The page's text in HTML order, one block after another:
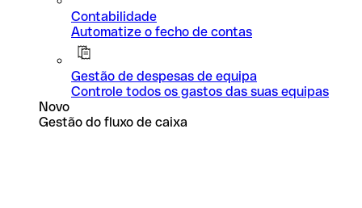
Contabilidade
Automatize o fecho de contas
Gestão de despesas de equipa
Controle todos os gastos das suas equipas
Novo
Gestão do fluxo de caixa